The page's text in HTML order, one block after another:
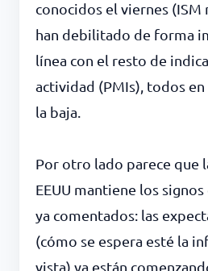
conocidos el viernes (ISM
han debilitado de forma
línea con el resto de
actividad (PMIs), todos en
la baja.
Por otro lado parece que
EEUU mantiene los
ya comentados: las
(cómo se espera esté la
vista) ya están